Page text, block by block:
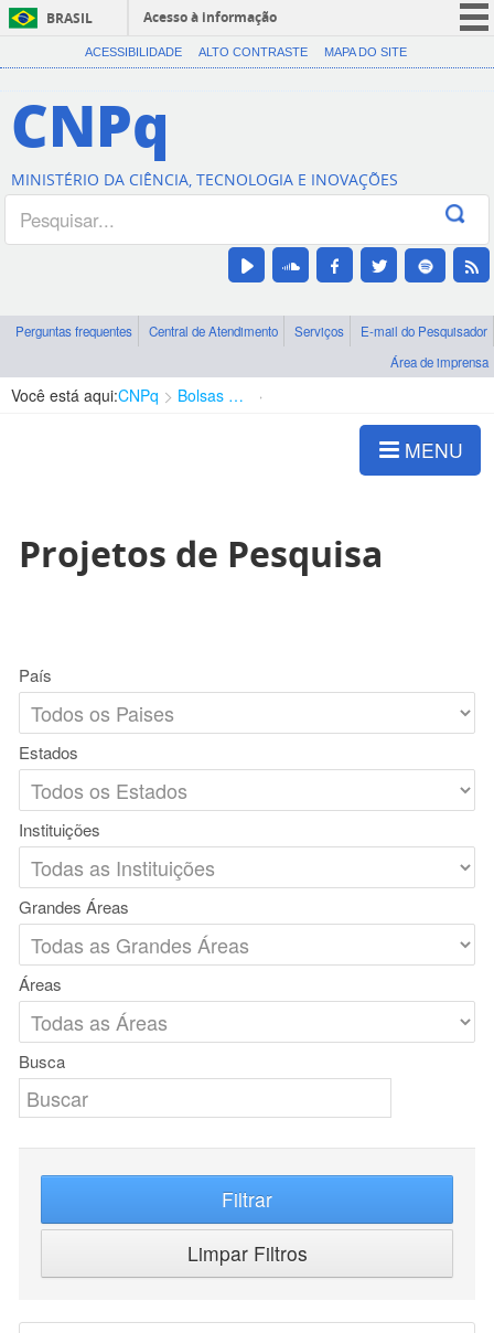
BRASIL
Acesso à informação
CORONAVÍRUS (COVID-19)
Canais
ACESSIBILIDADE ALTO CONTRASTE MAPA DO SITE
CNPq
MINISTÉRIO DA CIÊNCIA, TECNOLOGIA E INOVAÇÕES
Perguntas frequentes Central de Atendimento Serviços
E-mail do Pesquisador
Área de imprensa
Você está aqui:CNPq Bolsas e Auxílios Vigentes
MENU
Projetos de Pesquisa
País
Estados
Instituições
Grandes Áreas
Áreas
Busca
Filtrar
Limpar Filtros